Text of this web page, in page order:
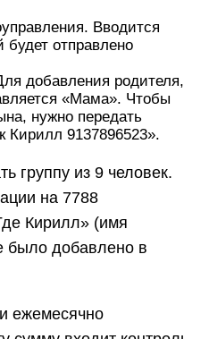
Вводится
будет отправлено
добавления родителя,
«Мама». Чтобы
нужно передать
Кирилл 9137896523».
группу из 9 человек.
на 7788
Кирилл» (имя
было добавлено в
ежемесячно